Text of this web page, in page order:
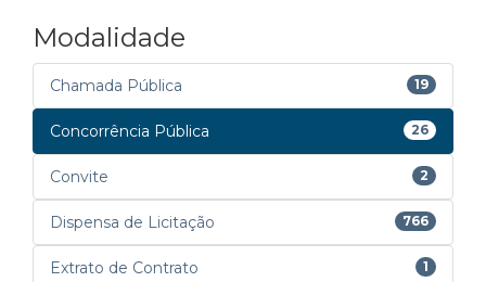
Modalidade
Chamada Pública 19
Concorrência Pública 26
Convite 2
Dispensa de Licitação 766
Extrato de Contrato 1